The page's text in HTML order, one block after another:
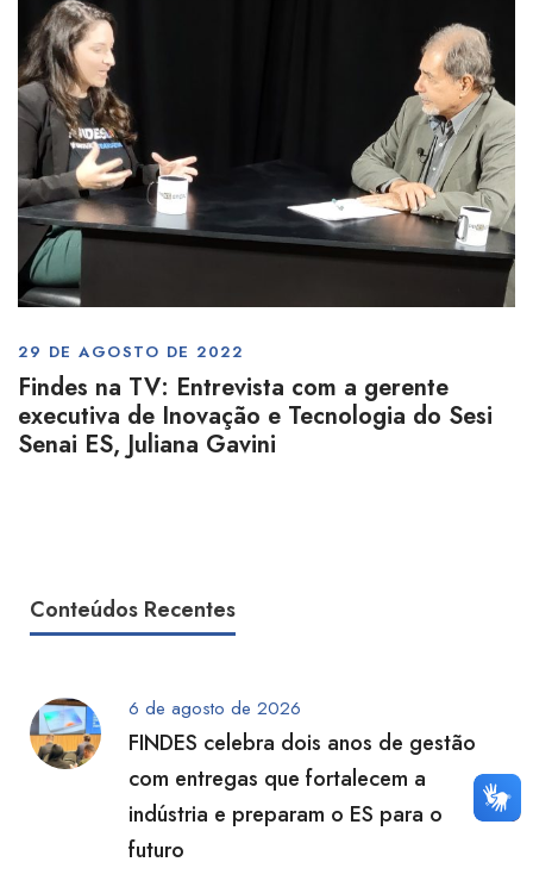
29 DE AGOSTO DE 2022
Findes na TV: Entrevista com a gerente
executiva de Inovação e Tecnologia do Sesi
Senai ES, Juliana Gavini
Conteúdos Recentes
6 de agosto de 2026
FINDES celebra dois anos de gestão
com entregas que fortalecem a
indústria e preparam o ES para o
futuro